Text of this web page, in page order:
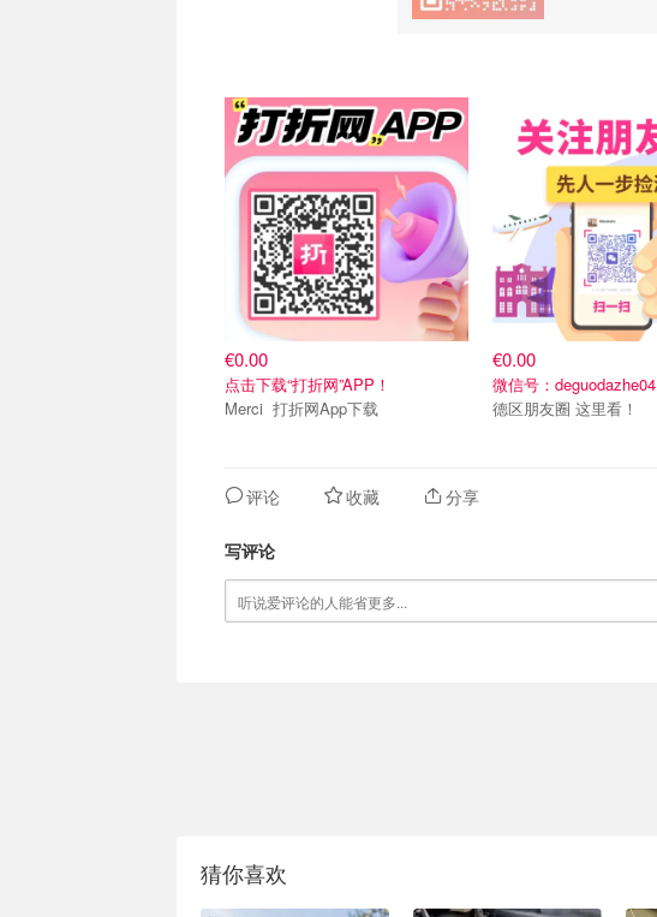
€0.00
点击下载“打折网”APP！
Merci 打折网App下载
€0.00
微信号：deguodazhe04
德区朋友圈 这里看！
评论 收藏 分享
写评论
猜你喜欢